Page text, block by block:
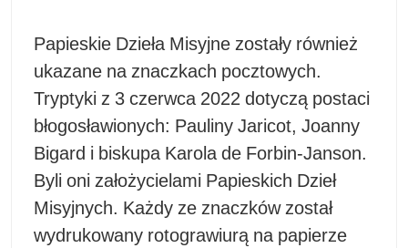
Papieskie Dzieła Misyjne zostały również
ukazane na znaczkach pocztowych.
Tryptyki z 3 czerwca 2022 dotyczą postaci
błogosławionych: Pauliny Jaricot, Joanny
Bigard i biskupa Karola de Forbin-Janson.
Byli oni założycielami Papieskich Dzieł
Misyjnych. Każdy ze znaczków został
wydrukowany rotograwiurą na papierze